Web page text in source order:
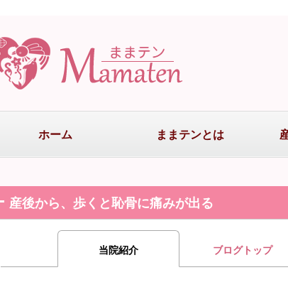
ホーム ままテンとは
産後から、歩くと恥骨に痛みが出る
当院紹介 ブログトップ